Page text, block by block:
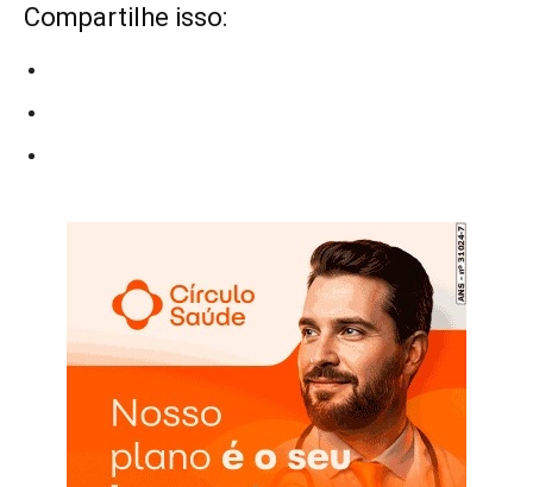
Compartilhe isso: